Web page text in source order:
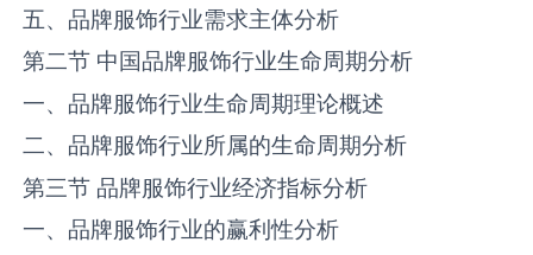
五、品牌服饰行业需求主体分析
第二节 中国品牌服饰行业生命周期分析
一、品牌服饰行业生命周期理论概述
二、品牌服饰行业所属的生命周期分析
第三节 品牌服饰行业经济指标分析
一、品牌服饰行业的赢利性分析